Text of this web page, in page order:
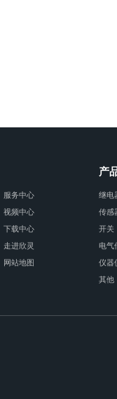
服务中心
视频中心
下载中心
走进欣灵
网站地图
产
继电
传感
开关
电气
仪器
其他